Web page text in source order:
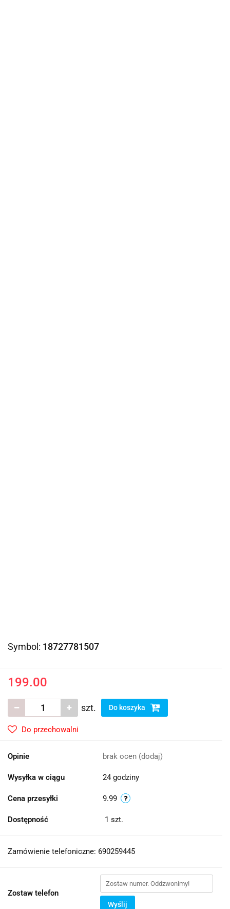
Symbol: 18727781507
199.00
szt. Do koszyka
Do przechowalni
Opinie brak ocen (dodaj)
Wysyłka w ciągu 24 godziny
Cena przesyłki 9.99
Dostępność 1 szt.
Zamówienie telefoniczne: 690259445
Zostaw telefon
Wyślij